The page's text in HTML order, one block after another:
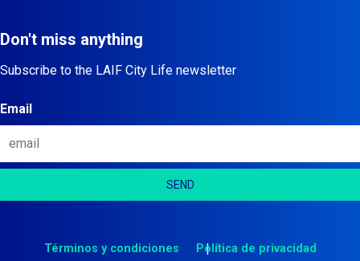
Don't miss anything
Subscribe to the LAIF City Life newsletter
Email
Términos y condiciones Política de privacidad